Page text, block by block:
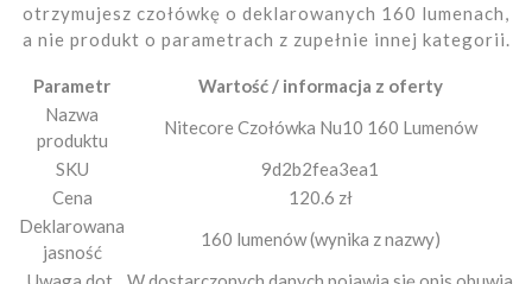
otrzymujesz czołówkę o deklarowanych 160 lumenach,
a nie produkt o parametrach z zupełnie innej kategorii.
Parametr
Wartość / informacja z oferty
Nazwa
produktu
Nitecore Czołówka Nu10 160 Lumenów
SKU
9d2b2fea3ea1
Cena
120.6 zł
Deklarowana
jasność
160 lumenów (wynika z nazwy)